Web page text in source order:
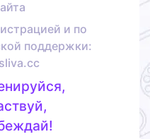
и по
поддержки: